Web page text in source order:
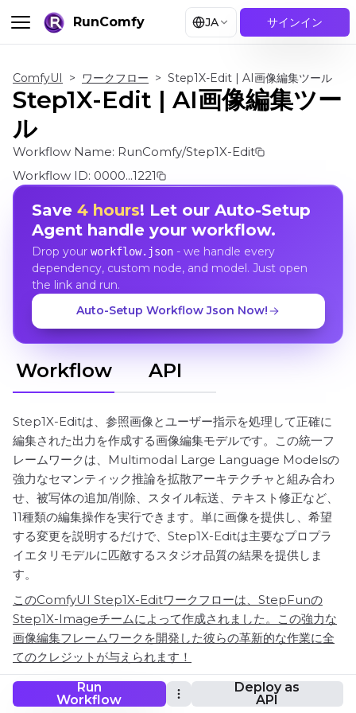
RunComfy JA サインイン
Run
Workflow
Deploy as
API
ComfyUI > ワークフロー > Step1X-Edit | AI画像編集ツール
Step1X-Edit | AI画像編集ツー
ル
Workflow Name: RunComfy/Step1X-Edit
Workflow ID: 0000...1221
Save 4 hours! Let our Auto-Setup
Agent handle your workflow.
Drop your workflow.json- we handle every
dependency, custom node, and model. Just open
the link and run.
Auto-Setup Workflow Json Now!
Workflow API
Step1X-Editは、参照画像とユーザー指示を処理して正確に
編集された出力を作成する画像編集モデルです。この統一フ
レームワークは、Multimodal Large Language Modelsの
強力なセマンティック推論を拡散アーキテクチャと組み合わ
せ、被写体の追加/削除、スタイル転送、テキスト修正など、
11種類の編集操作を実行できます。単に画像を提供し、希望
する変更を説明するだけで、Step1X-Editは主要なプロプラ
イエタリモデルに匹敵するスタジオ品質の結果を提供しま
す。
このComfyUI Step1X-Editワークフローは、StepFunの
Step1X-Imageチームによって作成されました。この強力な
画像編集フレームワークを開発した彼らの革新的な作業に全
てのクレジットが与えられます！
ComfyUI Step1X-Edit ワークフロー